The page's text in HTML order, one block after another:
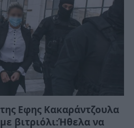
Εφης Κακαράντζουλα
βιτριόλι:Ήθελα να